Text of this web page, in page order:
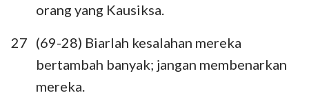
127
128 129 130
134
135 136 137 138 139
141
142 143 144 145 146
147
orang yang Kausiksa.
27 (69-28) Biarlah kesalahan mereka
bertambah banyak; jangan membenarkan
mereka.